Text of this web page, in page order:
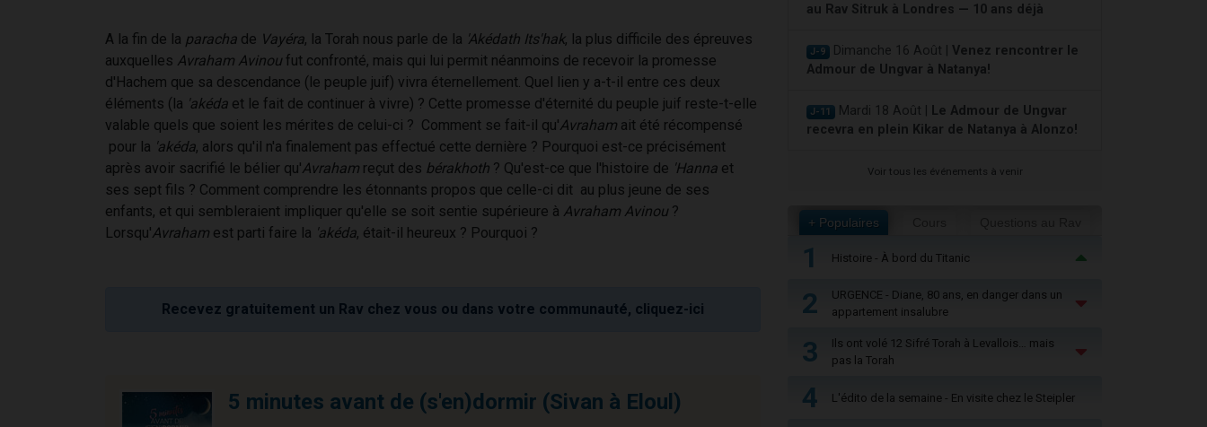
A la fin de la paracha de Vayéra, la Torah nous parle de la 'Akédath Its'hak, la plus difficile des épreuves
auxquelles Avraham Avinou fut confronté, mais qui lui permit néanmoins de recevoir la promesse
d'Hachem que sa descendance (le peuple juif) vivra éternellement. Quel lien y a-t-il entre ces deux
éléments (la 'akéda et le fait de continuer à vivre) ? Cette promesse d'éternité du peuple juif reste-t-elle
valable quels que soient les mérites de celui-ci ? Comment se fait-il qu'Avraham ait été récompensé
pour la 'akéda, alors qu'il n'a finalement pas effectué cette dernière ? Pourquoi est-ce précisément
après avoir sacrifié le bélier qu'Avraham reçut des bérakhoth ? Qu'est-ce que l'histoire de 'Hanna et
ses sept fils ? Comment comprendre les étonnants propos que celle-ci dit au plus jeune de ses
enfants, et qui sembleraient impliquer qu'elle se soit sentie supérieure à Avraham Avinou ?
Lorsqu'Avraham est parti faire la 'akéda, était-il heureux ? Pourquoi ?
Recevez gratuitement un Rav chez vous ou dans votre communauté, cliquez-ici
5 minutes avant de (s'en)dormir (Sivan à Eloul)
au Rav Sitruk à Londres — 10 ans déjà
J-9 Dimanche 16 Août | Venez rencontrer le
Admour de Ungvar à Natanya!
J-11 Mardi 18 Août |
Le Admour de Ungvar
recevra en plein Kikar de Natanya à Alonzo!
Voir tous les événements à venir
+ Populaires
1 Histoire - À bord du Titanic
2
URGENCE - Diane, 80 ans, en danger dans un
appartement insalubre
3
Ils ont volé 12 Sifré Torah à Levallois… mais
pas la Torah
4 L'édito de la semaine - En visite chez le Steipler